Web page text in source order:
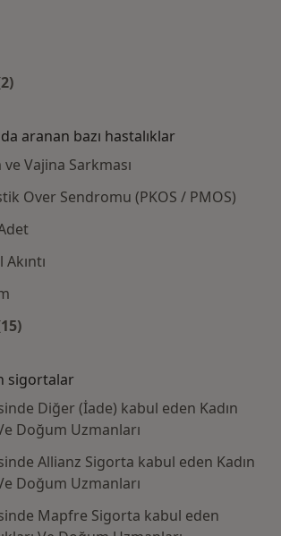
aranan bazı hastalıklar
Vajina Sarkması
Over Sendromu (PKOS / PMOS)
sigortalar
Diğer (İade) kabul eden Kadın
Doğum Uzmanları
Allianz Sigorta kabul eden Kadın
Doğum Uzmanları
Mapfre Sigorta kabul eden